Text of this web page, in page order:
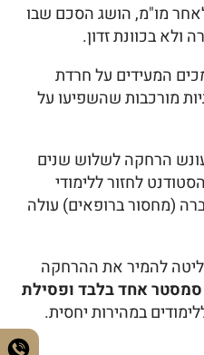
מו"מ, הושג הסכם שבו
ולא בכוונת זדון.
המעידים על חרדת
מורכבות שהשפיעו על
הרחקה לשלוש שנים
לחזור ללימודי
(מחסור ברופאים) עולה
להמיר את ההרחקה
אחד בלבד ופסילת
במהירות יחסית.